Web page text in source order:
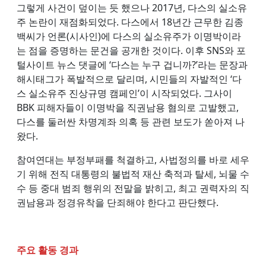
그렇게 사건이 덮이는 듯 했으나 2017년, 다스의 실소유
주 논란이 재점화되었다. 다스에서 18년간 근무한 김종
백씨가 언론(시사인)에 다스의 실소유주가 이명박이라
는 점을 증명하는 문건을 공개한 것이다. 이후 SNS와 포
털사이트 뉴스 댓글에 ‘다스는 누구 겁니까?’라는 문장과
해시태그가 폭발적으로 달리며, 시민들의 자발적인 ‘다
스 실소유주 진상규명 캠페인’이 시작되었다. 그사이
BBK 피해자들이 이명박을 직권남용 혐의로 고발했고,
다스를 둘러싼 차명계좌 의혹 등 관련 보도가 쏟아져 나
왔다.
참여연대는 부정부패를 척결하고, 사법정의를 바로 세우
기 위해 전직 대통령의 불법적 재산 축적과 탈세, 뇌물 수
수 등 중대 범죄 행위의 전말을 밝히고, 최고 권력자의 직
권남용과 정경유착을 단죄해야 한다고 판단했다.
주요 활동 경과